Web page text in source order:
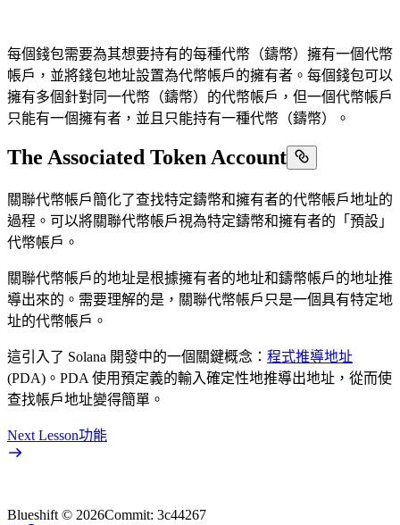
每個錢包需要為其想要持有的每種代幣（鑄幣）擁有一個代幣
帳戶，並將錢包地址設置為代幣帳戶的擁有者。每個錢包可以
擁有多個針對同一代幣（鑄幣）的代幣帳戶，但一個代幣帳戶
只能有一個擁有者，並且只能持有一種代幣（鑄幣）。
The Associated Token Account
關聯代幣帳戶簡化了查找特定鑄幣和擁有者的代幣帳戶地址的
過程。可以將關聯代幣帳戶視為特定鑄幣和擁有者的「預設」
代幣帳戶。
關聯代幣帳戶的地址是根據擁有者的地址和鑄幣帳戶的地址推
導出來的。需要理解的是，關聯代幣帳戶只是一個具有特定地
址的代幣帳戶。
這引入了 Solana 開發中的一個關鍵概念： 程式推導地址
(PDA)。PDA 使用預定義的輸入確定性地推導出地址，從而使
查找帳戶地址變得簡單。
Next Lesson功能
Blueshift © 2026Commit: 3c44267